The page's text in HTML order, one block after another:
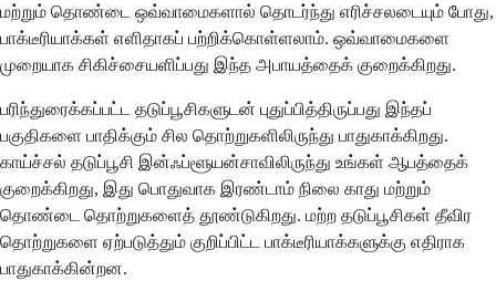
மற்றும் தொண்டை ஒவ்வாமைகளால் தொடர்ந்து எரிச்சலடையும் போது,
பாக்டீரியாக்கள் எளிதாகப் பற்றிக்கொள்ளலாம். ஒவ்வாமைகளை
முறையாக சிகிச்சையளிப்பது இந்த அபாயத்தைக் குறைக்கிறது.
பரிந்துரைக்கப்பட்ட தடுப்பூசிகளுடன் புதுப்பித்திருப்பது இந்தப்
பகுதிகளை பாதிக்கும் சில தொற்றுகளிலிருந்து பாதுகாக்கிறது.
காய்ச்சல் தடுப்பூசி இன்ஃப்ளூயன்சாவிலிருந்து உங்கள் ஆபத்தைக்
குறைக்கிறது, இது பொதுவாக இரண்டாம் நிலை காது மற்றும்
தொண்டை தொற்றுகளைத் தூண்டுகிறது. மற்ற தடுப்பூசிகள் தீவிர
தொற்றுகளை ஏற்படுத்தும் குறிப்பிட்ட பாக்டீரியாக்களுக்கு எதிராக
பாதுகாக்கின்றன.